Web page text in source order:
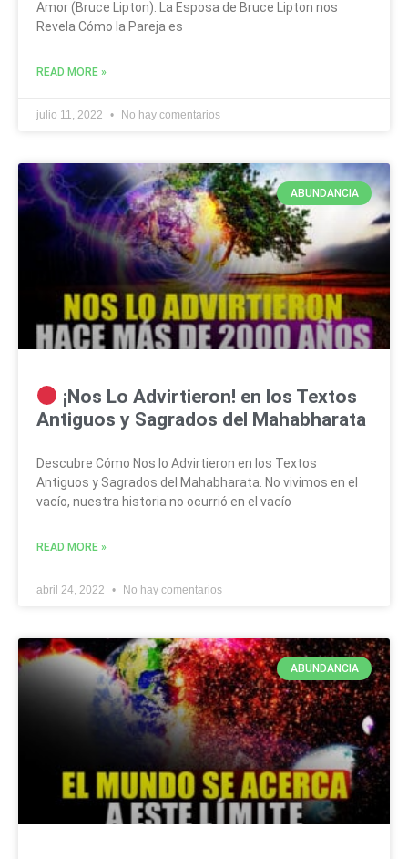
Amor (Bruce Lipton). La Esposa de Bruce Lipton nos
Revela Cómo la Pareja es
READ MORE »
julio 11, 2022 No hay comentarios
ABUNDANCIA
¡Nos Lo Advirtieron! en los Textos
Antiguos y Sagrados del Mahabharata
Descubre Cómo Nos lo Advirtieron en los Textos
Antiguos y Sagrados del Mahabharata. No vivimos en el
vacío, nuestra historia no ocurrió en el vacío
READ MORE »
abril 24, 2022 No hay comentarios
ABUNDANCIA